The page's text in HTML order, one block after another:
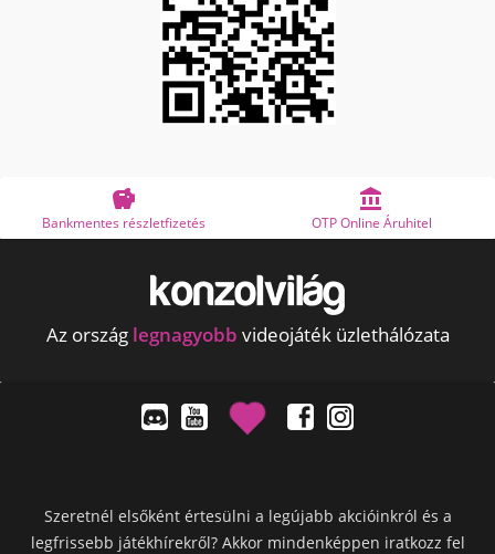
OTP Online Áruhitel
Az ország legnagyobb videojáték üzlethálózata
Szeretnél elsőként értesülni a legújabb akcióinkról és a
legfrissebb játékhírekről? Akkor mindenképpen iratkozz fel